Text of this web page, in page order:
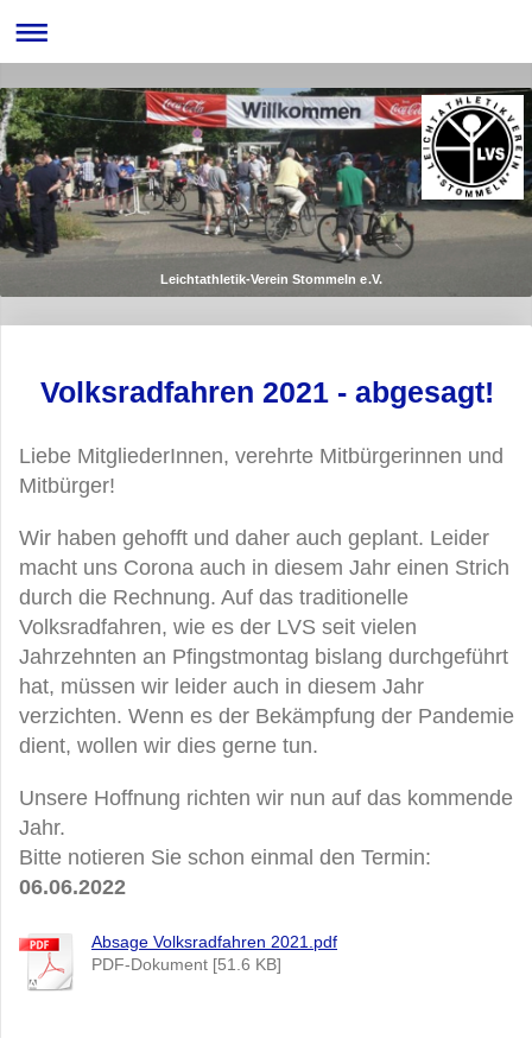
Leichtathletik-Verein Stommeln e.V.
Volksradfahren 2021 - abgesagt!
Liebe MitgliederInnen, verehrte Mitbürgerinnen und
Mitbürger!
Wir haben gehofft und daher auch geplant. Leider
macht uns Corona auch in diesem Jahr einen Strich
durch die Rechnung. Auf das traditionelle
Volksradfahren, wie es der LVS seit vielen
Jahrzehnten an Pfingstmontag bislang durchgeführt
hat, müssen wir leider auch in diesem Jahr
verzichten. Wenn es der Bekämpfung der Pandemie
dient, wollen wir dies gerne tun.
Unsere Hoffnung richten wir nun auf das kommende
Jahr.
Bitte notieren Sie schon einmal den Termin:
06.06.2022
Absage Volksradfahren 2021.pdf
PDF-Dokument [51.6 KB]